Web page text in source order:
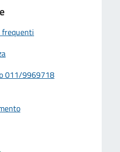
frequenti
011/9969718